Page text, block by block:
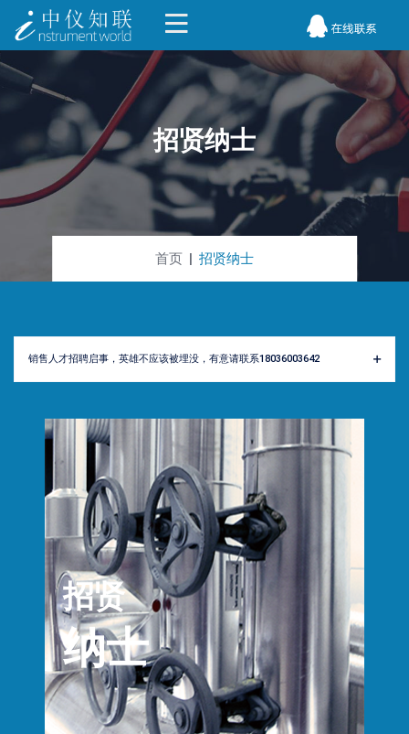
招贤纳士
首页 招贤纳士
销售人才招聘启事，英雄不应该被埋没，有意请联系18036003642
招贤
纳士